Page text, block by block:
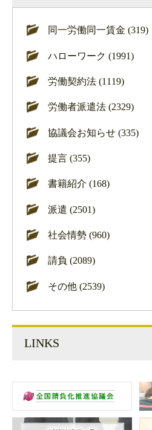
同一労働同一賃金 (319)
ハローワーク (1991)
労働契約法 (1119)
労働者派遣法 (2329)
協議会お知らせ (335)
提言 (355)
書籍紹介 (168)
派遣 (2501)
社会情勢 (960)
請負 (2089)
その他 (2539)
LINKS